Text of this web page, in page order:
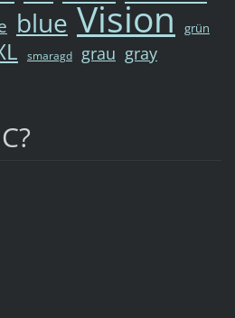
blue Vision grün
smaragd grau gray